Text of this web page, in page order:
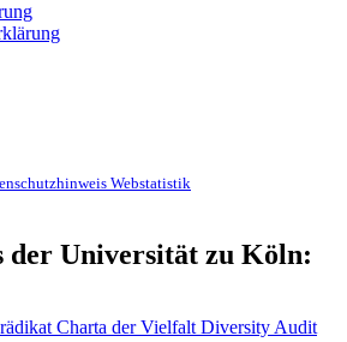
Webstatistik
der Universität zu Köln:
Charta der Vielfalt Diversity Audit